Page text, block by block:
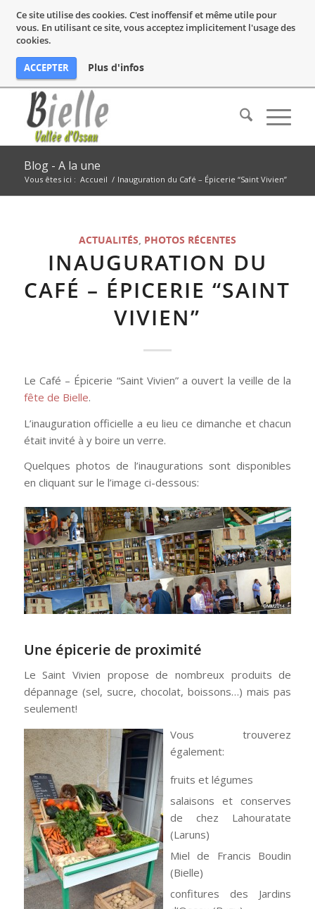
Ce site utilise des cookies. C'est inoffensif et même utile pour
vous. En utilisant ce site, vous acceptez implicitement l'usage des
cookies.
ACCEPTER Plus d'infos
Blog - A la une
Vous êtes ici : Accueil / Inauguration du Café – Épicerie “Saint Vivien”
ACTUALITÉS, PHOTOS RÉCENTES
INAUGURATION DU
CAFÉ – ÉPICERIE “SAINT
VIVIEN”
Le Café – Épicerie “Saint Vivien” a ouvert la veille de la
fête de Bielle.
L’inauguration officielle a eu lieu ce dimanche et chacun
était invité à y boire un verre.
Quelques photos de l’inaugurations sont disponibles
en cliquant sur le l’image ci-dessous:
Une épicerie de proximité
Le Saint Vivien propose de nombreux produits de
dépannage (sel, sucre, chocolat, boissons…) mais pas
seulement!
Vous trouverez
également:
fruits et légumes
salaisons et conserves
de chez Lahouratate
(Laruns)
Miel de Francis Boudin
(Bielle)
confitures des Jardins